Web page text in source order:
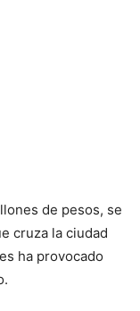
de pesos, se
cruza la ciudad
ha provocado